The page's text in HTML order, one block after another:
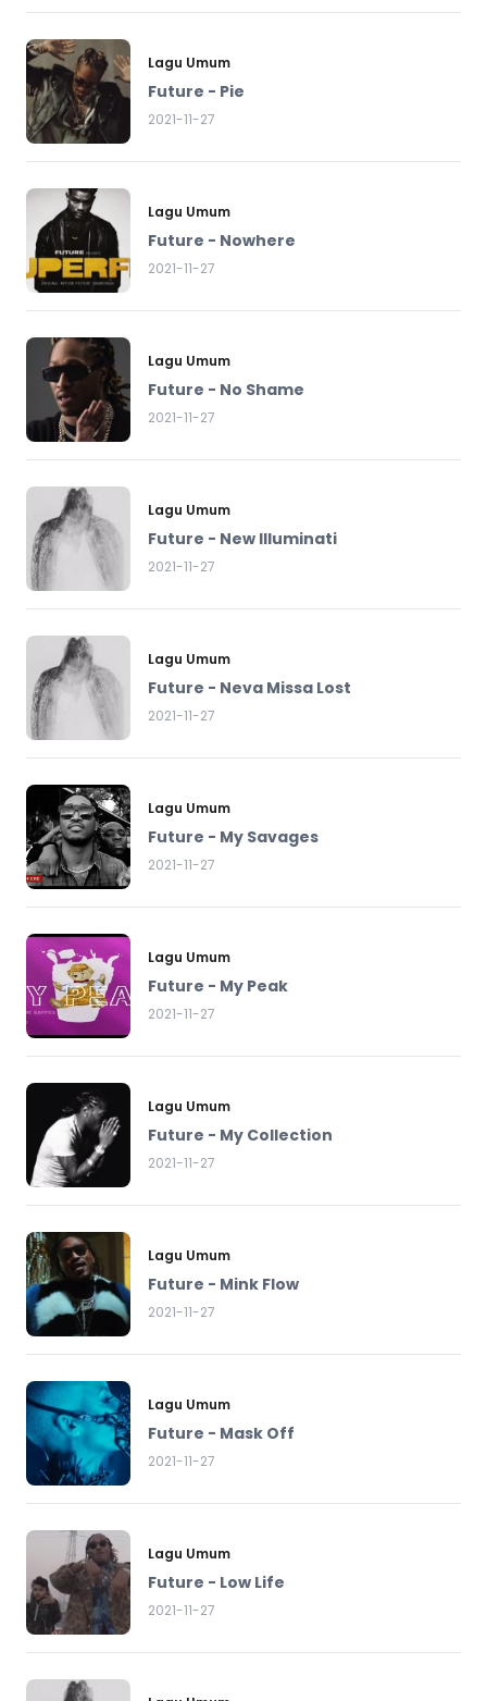
Lagu Umum
Future - Pie
2021-11-27
Lagu Umum
Future - Nowhere
2021-11-27
Lagu Umum
Future - No Shame
2021-11-27
Lagu Umum
Future - New Illuminati
2021-11-27
Lagu Umum
Future - Neva Missa Lost
2021-11-27
Lagu Umum
Future - My Savages
2021-11-27
Lagu Umum
Future - My Peak
2021-11-27
Lagu Umum
Future - My Collection
2021-11-27
Lagu Umum
Future - Mink Flow
2021-11-27
Lagu Umum
Future - Mask Off
2021-11-27
Lagu Umum
Future - Low Life
2021-11-27